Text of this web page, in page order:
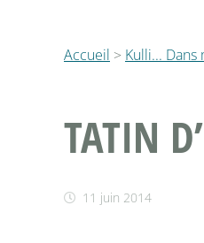
Accueil > Kulli... Dans
TATIN
11 juin 2014